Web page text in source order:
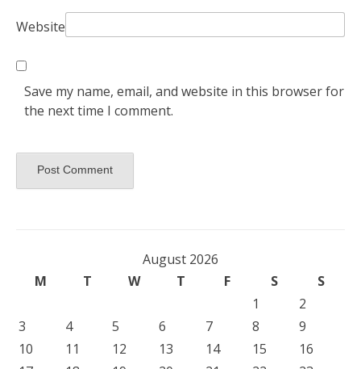
Website
Save my name, email, and website in this browser for
the next time I comment.
August 2026
M
T W T F S
S
1
2
3
4 5 6 7 8
9
10
11 12 13 14 15
16